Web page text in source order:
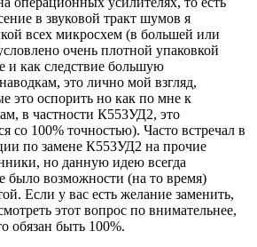
в звуковой тракт шумов я
всех микросхем (в большей или
очень плотной упаковкой
и как следствие большую
это лично мой взгляд,
это оспорить но как по мне к
в частности К553УД2, это
со 100% точностью). Часто встречал в
по замене К553УД2 на прочие
но данную идею всегда
было возможности (на то время)
Если у вас есть желание заменить,
этот вопрос по внимательнее,
обязан быть 100%.